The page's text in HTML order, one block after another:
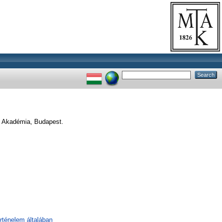
Budapest.
általában